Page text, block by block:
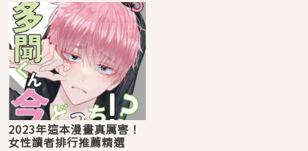
2023年這本漫畫真厲害！
女性讀者排行推薦精選